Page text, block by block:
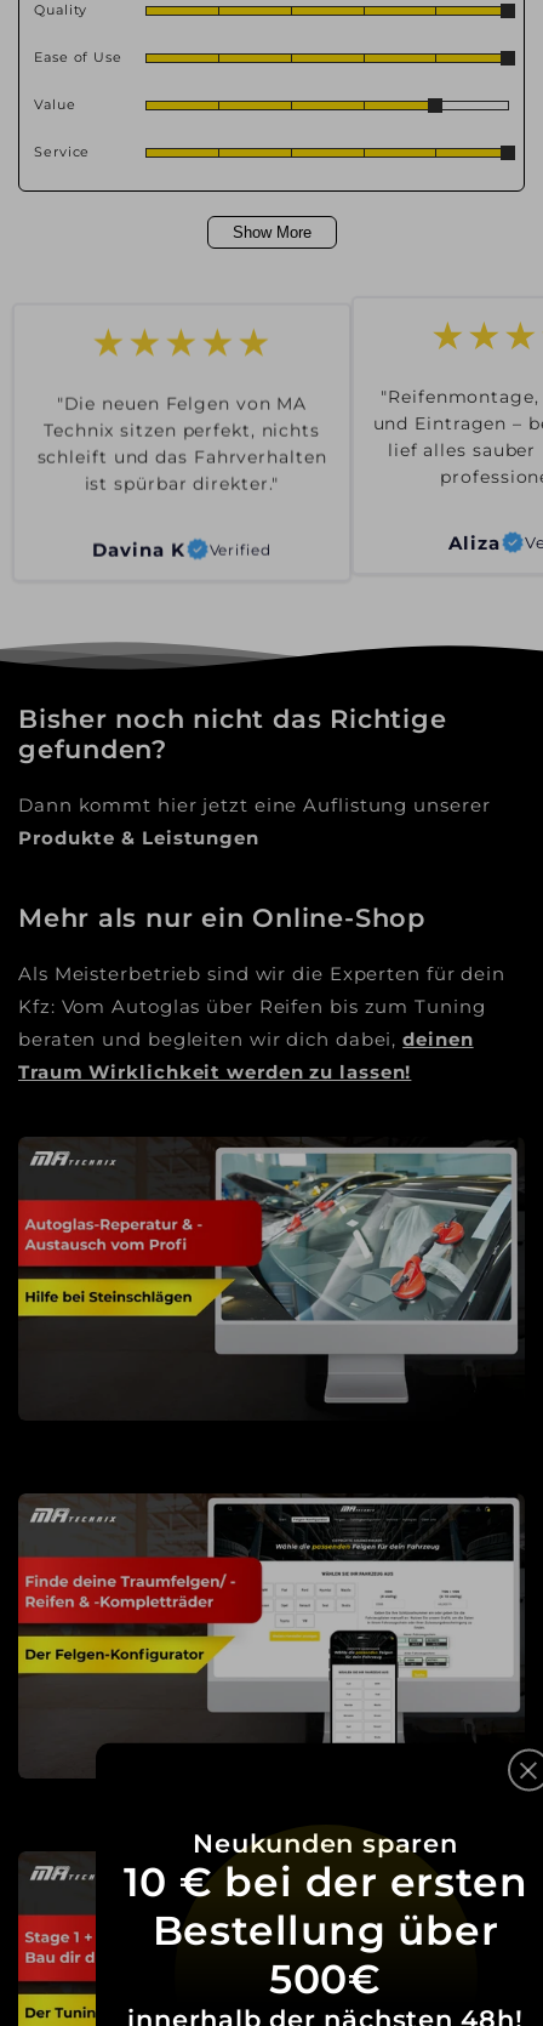
Quality
Ease of Use
Value
Service
Show More
Neukunden sparen
10 € bei der ersten
Bestellung über
500€
innerhalb der nächsten 48h!
★★★★★
"Die neuen Felgen von MA
Technix sitzen perfekt, nichts
schleift und das Fahrverhalten
ist spürbar direkter."
Davina K Verified
und Eintragen –
lief alles
Aliza
Bisher noch nicht das Richtige
gefunden?
Dann kommt hier jetzt eine Auflistung unserer
Produkte & Leistungen
Mehr als nur ein Online-Shop
Als Meisterbetrieb sind wir die Experten für dein
Kfz: Vom Autoglas über Reifen bis zum Tuning
beraten und begleiten wir dich dabei,deinen
Traum Wirklichkeit werden zu lassen!